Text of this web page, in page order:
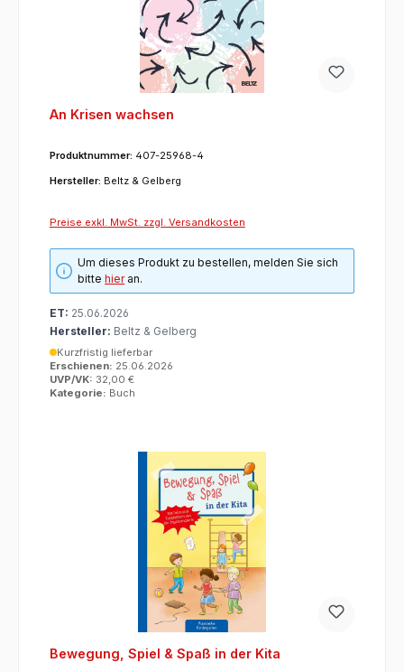
An Krisen wachsen
Produktnummer: 407-25968-4
Hersteller: Beltz & Gelberg
Preise exkl. MwSt. zzgl. Versandkosten
Um dieses Produkt zu bestellen, melden Sie sich
bittehieran.
ET: 25.06.2026
Hersteller: Beltz & Gelberg
Kurzfristig lieferbar
Erschienen: 25.06.2026
UVP/VK: 32,00 €
Kategorie: Buch
Bewegung, Spiel & Spaß in der Kita